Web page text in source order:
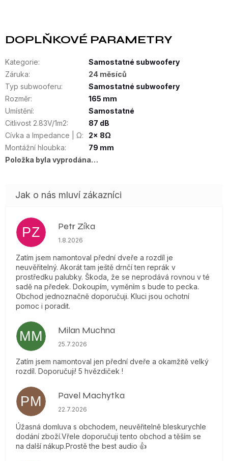
DOPLŇKOVÉ PARAMETRY
Kategorie:
Samostatné subwoofery
Záruka:
24 měsíců
Typ subwooferu:
Samostatné subwoofery
Rozměr:
165 mm
Umístění:
Samostatné
Citlivost 2.83V/1m2:
87 dB
Cívka a Impedance | Ω:
2x 8Ω
Montážní hloubka:
79 mm
Položka byla vyprodána…
PZ Petr Zíka
Hodnocení obchodu je 5 z 5 hvězdiček.
1.8.2026
Zatím jsem namontoval přední dveře a rozdíl je
neuvěřitelný. Akorát tam ještě drnčí ten reprák v
prostředku palubky. Škoda, že se neprodává rovnou v té
sadě na předek. Dokoupím, vyměním s bude to pecka.
Obchod jednoznačně doporučuji. Kluci jsou ochotní
pomoc i poradit.
MM Milan Muchna
Hodnocení obchodu je 5 z 5 hvězdiček.
25.7.2026
Zatím jsem namontoval jen přední dveře a okamžitě velký
rozdíl. Doporučuji! 5 hvězdiček !
PM Pavel Machytka
Hodnocení obchodu je 5 z 5 hvězdiček.
22.7.2026
Úžasná domluva s obchodem, neuvěřitelně bleskurychle
dodání zboží.Vřele doporučuji tento obchod a těším se
na další nákup.Prostě the best audio 👍